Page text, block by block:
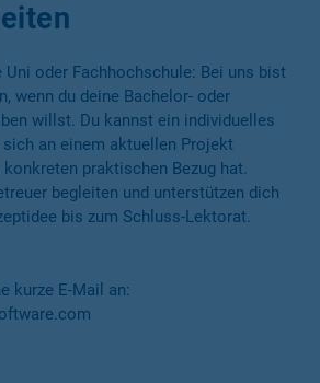
Uni oder Fachhochschule: Bei uns bist
wenn du deine Bachelor- oder
willst. Du kannst ein individuelles
an einem aktuellen Projekt
praktischen Bezug hat.
begleiten und unterstützen dich
bis zum Schluss-Lektorat.
kurze E-Mail an: